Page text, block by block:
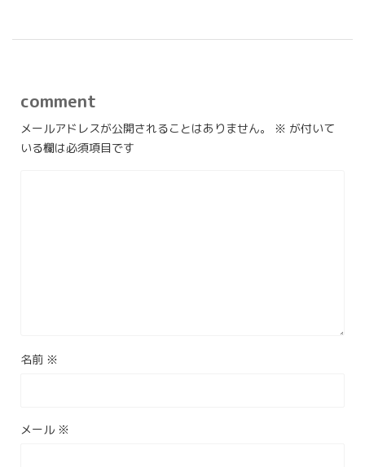
comment
メールアドレスが公開されることはありません。 ※ が付いて
いる欄は必須項目です
名前 ※
メール ※